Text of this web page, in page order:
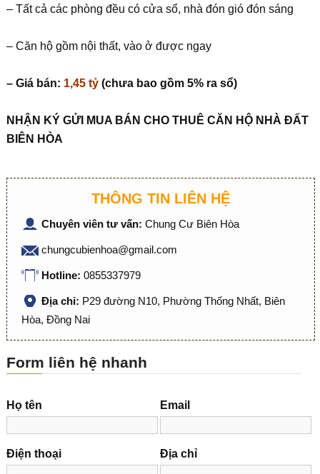
– Tất cả các phòng đều có cửa sổ, nhà đón gió đón sáng
– Căn hộ gồm nội thất, vào ở được ngay
– Giá bán: 1,45 tỷ(chưa bao gồm 5% ra sổ)
NHẬN KÝ GỬI MUA BÁN CHO THUÊ CĂN HỘ NHÀ ĐẤT
BIÊN HÒA
THÔNG TIN LIÊN HỆ
Chuyên viên tư vấn: Chung Cư Biên Hòa
chungcubienhoa@gmail.com
Hotline: 0855337979
Địa chỉ: P29 đường N10, Phường Thống Nhất, Biên
Hòa, Đồng Nai
Form liên hệ nhanh
Họ tên Email
Điện thoại Địa chỉ